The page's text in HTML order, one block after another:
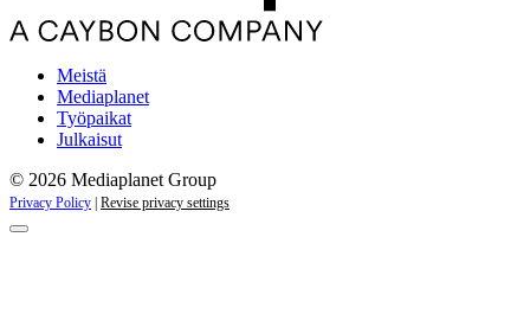
Meistä
Mediaplanet
Työpaikat
Julkaisut
© 2026 Mediaplanet Group
Privacy Policy Revise privacy settings